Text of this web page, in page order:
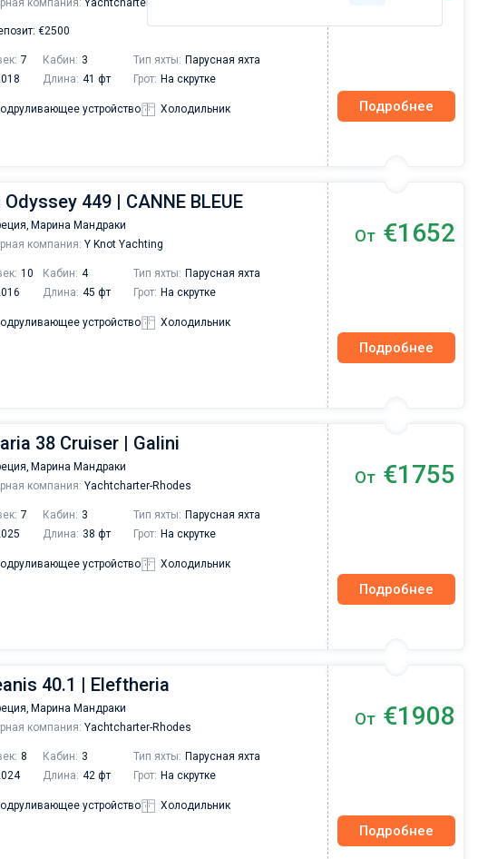
компания: Yachtcharter-Rhodes
€2500
7 Кабин: 3 Тип яхты: Парусная яхта
Длина: 41 фт Грот: На скрутке
устройство Холодильник Подробнее
Odyssey 449 | CANNE BLEUE
Марина Мандраки
компания: Y Knot Yachting
10 Кабин: 4 Тип яхты: Парусная яхта
Длина: 45 фт Грот: На скрутке
устройство Холодильник
От €1652
Подробнее
38 Cruiser | Galini
Марина Мандраки
компания: Yachtcharter-Rhodes
7 Кабин: 3 Тип яхты: Парусная яхта
Длина: 38 фт Грот: На скрутке
устройство Холодильник
От €1755
Подробнее
40.1 | Eleftheria
Марина Мандраки
компания: Yachtcharter-Rhodes
8 Кабин: 3 Тип яхты: Парусная яхта
Длина: 42 фт Грот: На скрутке
устройство Холодильник
От €1908
Подробнее